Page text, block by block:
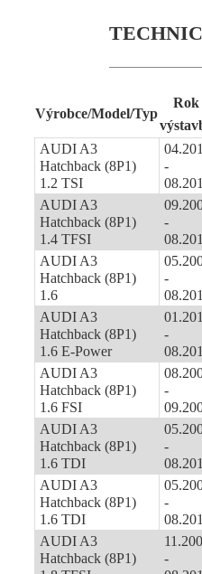
Výrobce/Model/Typ
Rok
AUDI A3
Hatchback (8P1)
1.2 TSI
-
AUDI A3
Hatchback (8P1)
1.4 TFSI
-
AUDI A3
Hatchback (8P1)
1.6
-
AUDI A3
Hatchback (8P1)
1.6 E-Power
-
AUDI A3
Hatchback (8P1)
1.6 FSI
-
AUDI A3
Hatchback (8P1)
1.6 TDI
-
AUDI A3
Hatchback (8P1)
1.6 TDI
-
AUDI A3
Hatchback (8P1)
-